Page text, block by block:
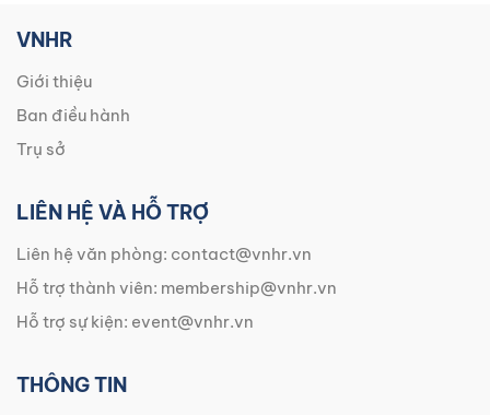
VNHR
Giới thiệu
Ban điều hành
Trụ sở
LIÊN HỆ VÀ HỖ TRỢ
Liên hệ văn phòng: contact@vnhr.vn
Hỗ trợ thành viên: membership@vnhr.vn
Hỗ trợ sự kiện: event@vnhr.vn
THÔNG TIN